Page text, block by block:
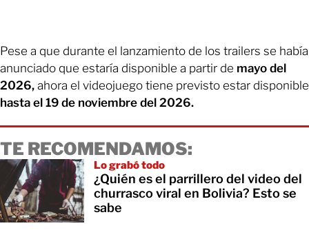
Pese a que durante el lanzamiento de los trailers se había
anunciado que estaría disponible a partir de mayo del
2026, ahora el videojuego tiene previsto estar disponible
hasta el 19 de noviembre del 2026.
TE RECOMENDAMOS:
Lo grabó todo
¿Quién es el parrillero del video del
churrasco viral en Bolivia? Esto se
sabe